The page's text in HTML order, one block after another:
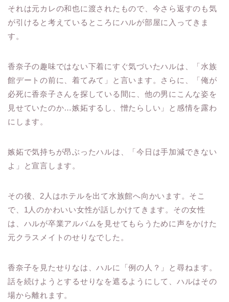
それは元カレの和也に渡されたもので、今さら返すのも気
が引けると考えているところにハルが部屋に入ってきま
す。
香奈子の趣味ではない下着にすぐ気づいたハルは、「水族
館デートの前に、着てみて」と言います。さらに、「俺が
必死に香奈子さんを探している間に、他の男にこんな姿を
見せていたのか…嫉妬するし、憎たらしい」と感情を露わ
にします。
嫉妬で気持ちが昂ぶったハルは、「今日は手加減できない
よ」と宣言します。
その後、2人はホテルを出て水族館へ向かいます。そこ
で、1人のかわいい女性が話しかけてきます。その女性
は、ハルが卒業アルバムを見せてもらうために声をかけた
元クラスメイトのせりなでした。
香奈子を見たせりなは、ハルに「例の人？」と尋ねます。
話を続けようとするせりなを遮るようにして、ハルはその
場から離れます。